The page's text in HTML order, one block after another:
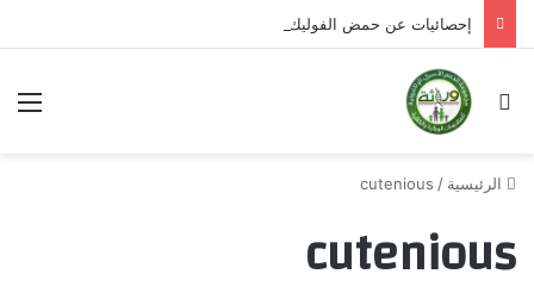
إحصائيات عن حمض الفوليك قبل الحمل
بحث عن
الرئيسية /
cutenious
cutenious